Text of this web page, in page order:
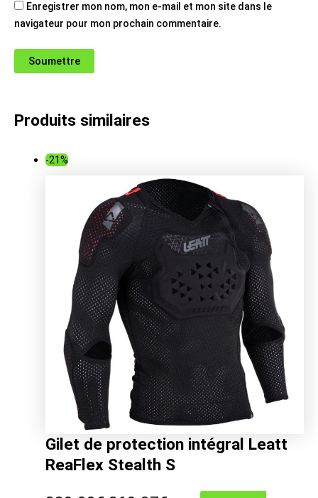
Enregistrer mon nom, mon e-mail et mon site dans le
navigateur pour mon prochain commentaire.
Produits similaires
-21%
Gilet de protection intégral Leatt
ReaFlex Stealth S